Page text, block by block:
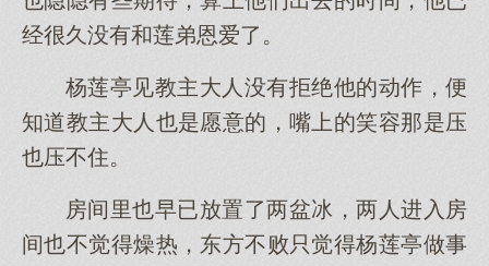
经很久没有和莲弟恩爱了。
杨莲亭见教主大人没有拒绝他的动作，便
知道教主大人也是愿意的，嘴上的笑容那是压
也压不住。
房间里也早已放置了两盆冰，两人进入房
间也不觉得燥热，东方不败只觉得杨莲亭做事